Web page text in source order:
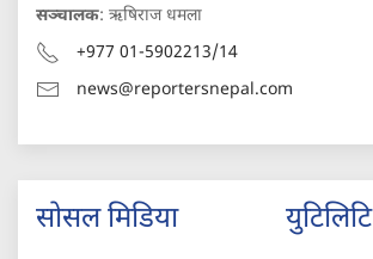
सञ्चालक: ऋषिराज धमला
+977 01-5902213/14
news@reportersnepal.com
सोसल मिडिया युटिलिटि